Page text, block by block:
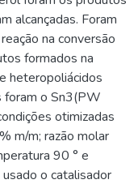
alcançadas. Foram
na conversão
formados na
heteropoliácidos
foram o Sn3(PW
otimizadas
m/m; razão molar
90 ° e
o catalisador